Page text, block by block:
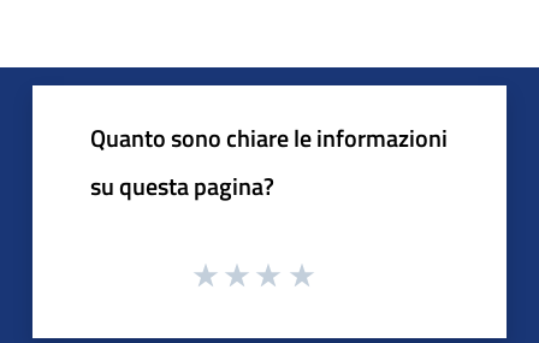
Quanto sono chiare le informazioni
su questa pagina?